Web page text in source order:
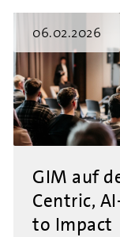
06.02.2026
GIM auf
Centric,
to Impact